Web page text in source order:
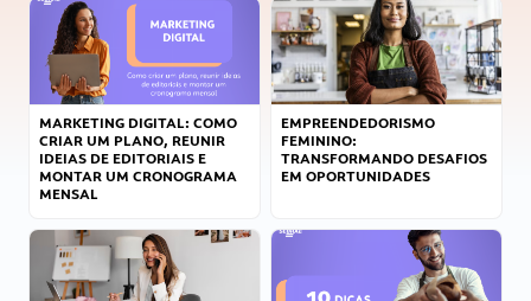
MARKETING DIGITAL: COMO
CRIAR UM PLANO, REUNIR
IDEIAS DE EDITORIAIS E
MONTAR UM CRONOGRAMA
MENSAL
EMPREENDEDORISMO
FEMININO:
TRANSFORMANDO DESAFIOS
EM OPORTUNIDADES